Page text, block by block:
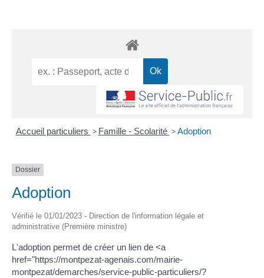
Accueil particuliers > Famille - Scolarité > Adoption
Dossier
Adoption
Vérifié le 01/01/2023 - Direction de l'information légale et
administrative (Première ministre)
L'adoption permet de créer un lien de <a
href="https://montpezat-agenais.com/mairie-
montpezat/demarches/service-public-particuliers/?